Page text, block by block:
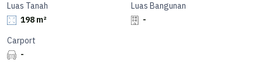
Luas Tanah
198 m²
Luas Bangunan
-
Carport
-